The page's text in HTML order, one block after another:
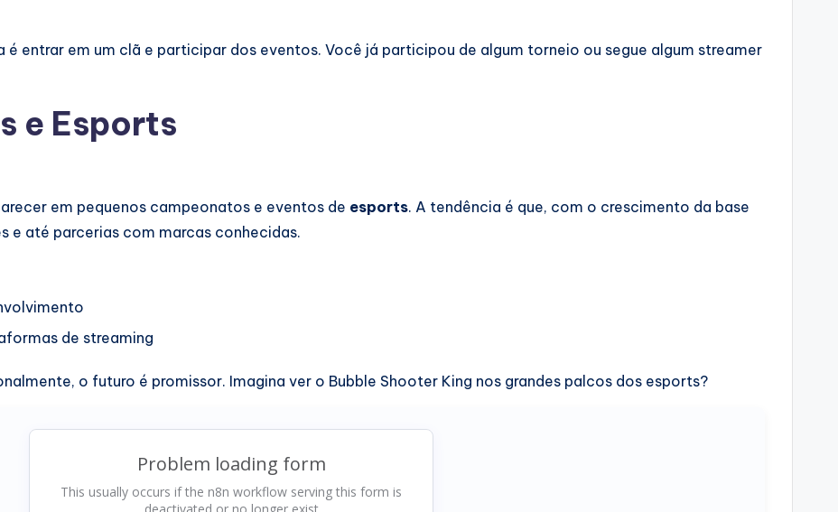
entrar em um clã e participar dos eventos. Você já participou de algum torneio ou segue algum streamer
e Esports
em pequenos campeonatos e eventos de esports. A tendência é que, com o crescimento da base
e até parcerias com marcas conhecidas.
de streaming
o futuro é promissor. Imagina ver o Bubble Shooter King nos grandes palcos dos esports?